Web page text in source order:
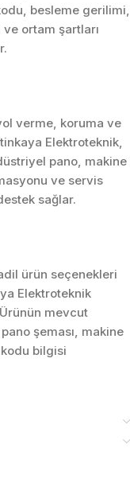
besleme gerilimi,
ve ortam şartları
verme, koruma ve
Elektroteknik,
pano, makine
ve servis
sağlar.
ürün seçenekleri
Elektroteknik
mevcut
şeması, makine
bilgisi